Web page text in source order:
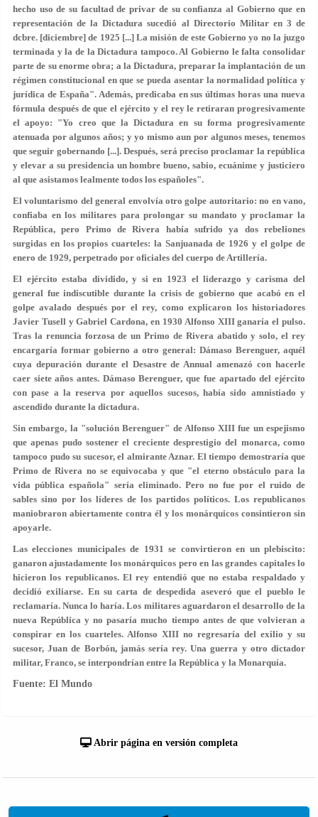
hecho uso de su facultad de privar de su confianza al Gobierno que en
representación de la Dictadura sucedió al Directorio Militar en 3 de
dcbre. [diciembre] de 1925 [...] La misión de este Gobierno yo no la juzgo
terminada y la de la Dictadura tampoco. Al Gobierno le falta consolidar
parte de su enorme obra; a la Dictadura, preparar la implantación de un
régimen constitucional en que se pueda asentar la normalidad política y
jurídica de España". Además, predicaba en sus últimas horas una nueva
fórmula después de que el ejército y el rey le retiraran progresivamente
el apoyo: "Yo creo que la Dictadura en su forma progresivamente
atenuada por algunos años; y yo mismo aun por algunos meses, tenemos
que seguir gobernando [...]. Después, será preciso proclamar la república
y elevar a su presidencia un hombre bueno, sabio, ecuánime y justiciero
al que asistamos lealmente todos los españoles".
El voluntarismo del general envolvía otro golpe autoritario: no en vano,
confiaba en los militares para prolongar su mandato y proclamar la
República, pero Primo de Rivera había sufrido ya dos rebeliones
surgidas en los propios cuarteles: la Sanjuanada de 1926 y el golpe de
enero de 1929, perpetrado por oficiales del cuerpo de Artillería.
El ejército estaba dividido, y si en 1923 el liderazgo y carisma del
general fue indiscutible durante la crisis de gobierno que acabó en el
golpe avalado después por el rey, como explicaron los historiadores
Javier Tusell y Gabriel Cardona, en 1930 Alfonso XIII ganaría el pulso.
Tras la renuncia forzosa de un Primo de Rivera abatido y solo, el rey
encargaría formar gobierno a otro general: Dámaso Berenguer, aquél
cuya depuración durante el Desastre de Annual amenazó con hacerle
caer siete años antes. Dámaso Berenguer, que fue apartado del ejército
con pase a la reserva por aquellos sucesos, había sido amnistiado y
ascendido durante la dictadura.
Sin embargo, la "solución Berenguer" de Alfonso XIII fue un espejismo
que apenas pudo sostener el creciente desprestigio del monarca, como
tampoco pudo su sucesor, el almirante Aznar. El tiempo demostraría que
Primo de Rivera no se equivocaba y que "el eterno obstáculo para la
vida pública española" sería eliminado. Pero no fue por el ruido de
sables sino por los líderes de los partidos políticos. Los republicanos
maniobraron abiertamente contra él y los monárquicos consintieron sin
apoyarle.
Las elecciones municipales de 1931 se convirtieron en un plebiscito:
ganaron ajustadamente los monárquicos pero en las grandes capitales lo
hicieron los republicanos. El rey entendió que no estaba respaldado y
decidió exiliarse. En su carta de despedida aseveró que el pueblo le
reclamaría. Nunca lo haría. Los militares aguardaron el desarrollo de la
nueva República y no pasaría mucho tiempo antes de que volvieran a
conspirar en los cuarteles. Alfonso XIII no regresaría del exilio y su
sucesor, Juan de Borbón, jamás sería rey. Una guerra y otro dictador
militar, Franco, se interpondrían entre la República y la Monarquía.
Fuente: El Mundo
Abrir página en versión completa